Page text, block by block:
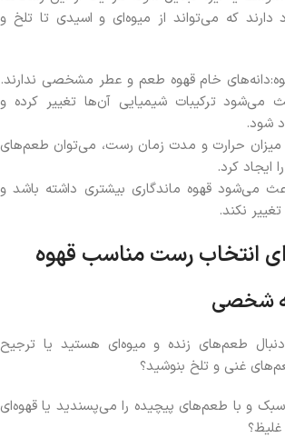
که می‌تواند از میوه‌ای و اسیدی تا تلخ و
خام قهوه طعم و عطر مشخصی ندارند.
می‌شود ترکیبات شیمیایی آن‌ها تغییر کرده و
شود.
میزان حرارت و مدت زمان رست، می‌توان طعم‌های
ایجاد کرد.
می‌شود قهوه ماندگاری بیشتری داشته باشد و
نکند.
انتخاب رست مناسب قهوه
شخصی
طعم‌های زنده و میوه‌ای هستید یا ترجیح
غنی و تلخ بنوشید؟
سبک و با طعم‌های پیچیده را می‌پسندید یا قهوه‌ای